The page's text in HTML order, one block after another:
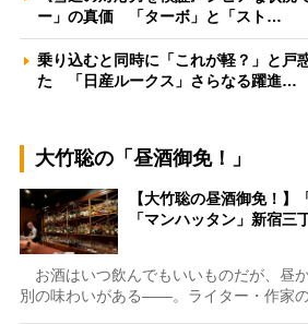
ー」の真価 「ターボ」と「スト…
乗り込むと同時に「これが軽？」と戸
た 「日産ルークス」さらなる躍進…
大竹聡の「昼酒御免！」
【大竹聡の昼酒御免！】
「マンハッタン」新宿
お酒はいつ飲んでもいいものだが、昼
別の味わいがある――。ライター・作家